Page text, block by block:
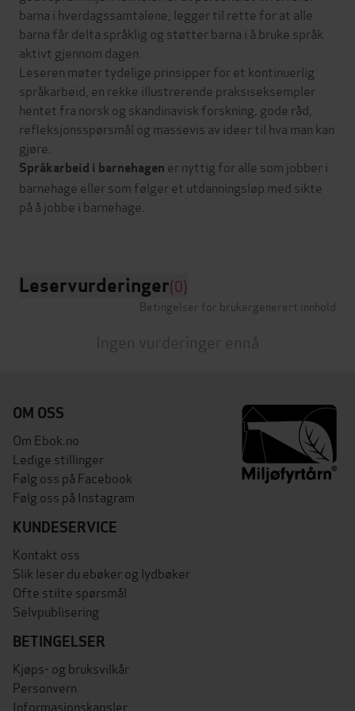
barna i hverdagssamtalene, legger til rette for at alle
barna får delta språklig og støtter barna i å bruke språk
aktivt gjennom dagen.
Leseren møter tydelige prinsipper for et kontinuerlig
språkarbeid, en rekke illustrerende praksiseksempler
hentet fra norsk og skandinavisk forskning, gode råd,
refleksjonsspørsmål og massevis av ideer til hva man kan
gjøre.
Språkarbeid i barnehagen er nyttig for alle som jobber i
barnehage eller som følger et utdanningsløp med sikte
på å jobbe i barnehage.
Leservurderinger(0)
Betingelser for brukergenerert innhold
Ingen vurderinger ennå
OM OSS
Om Ebok.no
Ledige stillinger
Følg oss på Facebook
Følg oss på Instagram
KUNDESERVICE
Kontakt oss
Slik leser du ebøker og lydbøker
Ofte stilte spørsmål
Selvpublisering
BETINGELSER
Kjøps- og bruksvilkår
Personvern
Informasjonskapsler